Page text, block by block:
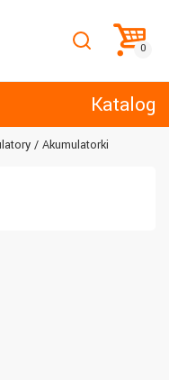
Katalog
Akumulatorki